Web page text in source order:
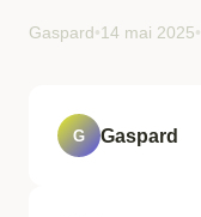
Gaspard•14 mai 2025•
G Gaspard